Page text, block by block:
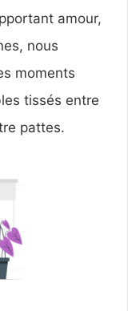
amour,
nous
moments
tissés entre
pattes.